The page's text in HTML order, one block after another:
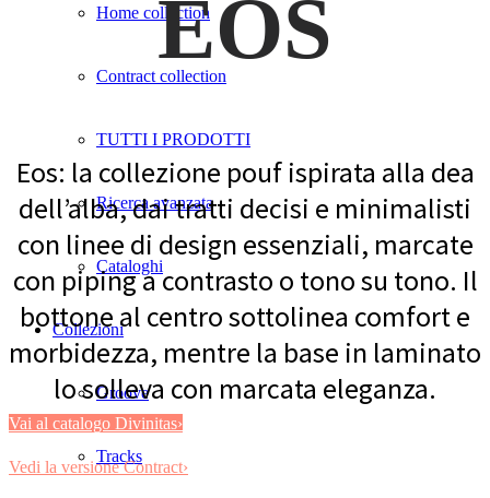
Home collection
Contract collection
TUTTI I PRODOTTI
Ricerca avanzata
Cataloghi
Collezioni
Groove
Tracks
EOS
Eos: la collezione pouf ispirata alla dea
dell’alba, dai tratti decisi e minimalisti
con linee di design essenziali, marcate
con piping a contrasto o tono su tono. Il
bottone al centro sottolinea comfort e
morbidezza, mentre la base in laminato
lo solleva con marcata eleganza.
Vai al catalogo Divinitas›
Vedi la versione Contract›